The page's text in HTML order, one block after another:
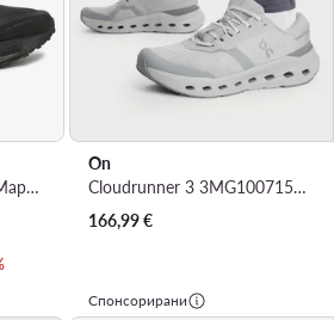
Ultrarun 5 TR JP5908 · Маратонки за бягане
On
Cloudrunner 3 3MG10071536 · Маратонки за бягане
166,99€
Спонсорирани